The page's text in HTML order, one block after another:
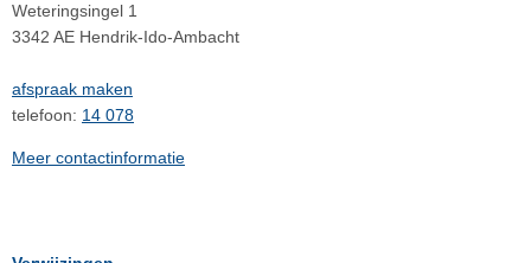
Weteringsingel 1
3342 AE Hendrik-Ido-Ambacht
afspraak maken
telefoon: 14 078
Meer contactinformatie